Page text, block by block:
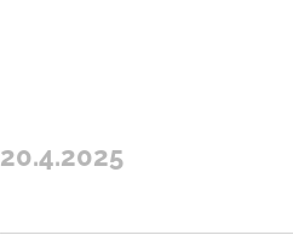
20.4.2025